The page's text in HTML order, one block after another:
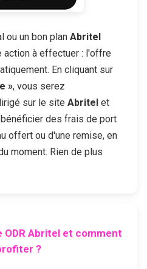
ou un bon plan Abritel
action à effectuer : l'offre
En cliquant sur
», vous serez
sur le site Abritel et
des frais de port
offert ou d'une remise, en
moment. Rien de plus
Abritel et comment
?